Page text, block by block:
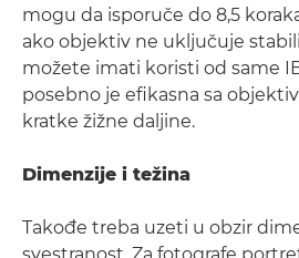
mogu da isporuče do 8,5
ako objektiv ne uključuje
možete imati koristi od same
posebno je efikasna sa
kratke žižne daljine.
Dimenzije i težina
Takođe treba uzeti u obzir